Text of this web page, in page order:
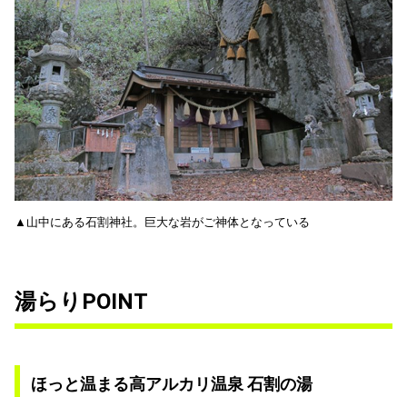
▲山中にある石割神社。巨大な岩がご神体となっている
湯らりPOINT
ほっと温まる高アルカリ温泉 石割の湯